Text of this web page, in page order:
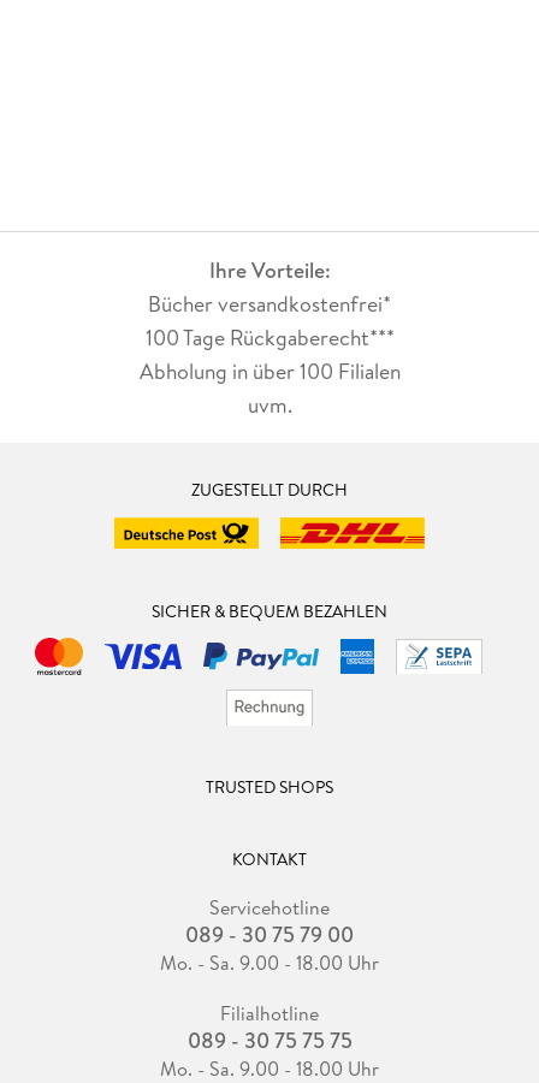
Ihre Vorteile:
Bücher versandkostenfrei*
100 Tage Rückgaberecht***
Abholung in über 100 Filialen
uvm.
ZUGESTELLT DURCH
SICHER & BEQUEM BEZAHLEN
TRUSTED SHOPS
KONTAKT
Servicehotline
089 - 30 75 79 00
Mo. - Sa. 9.00 - 18.00 Uhr
Filialhotline
089 - 30 75 75 75
Mo. - Sa. 9.00 - 18.00 Uhr